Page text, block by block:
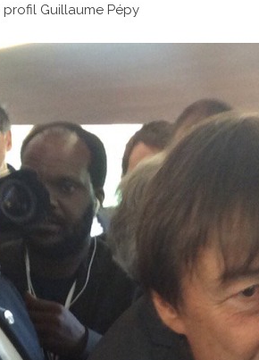
Guillaume Pépy